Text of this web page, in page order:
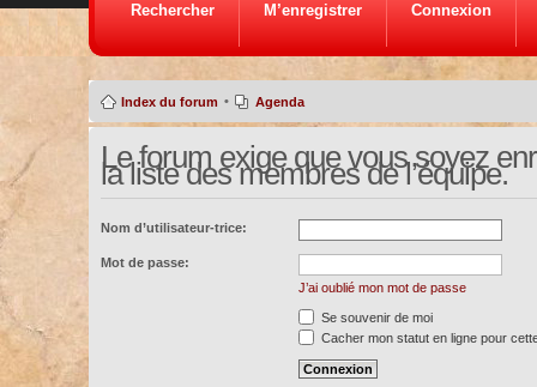
Rechercher M’enregistrer Connexion
Index du forum • Agenda
Le forum exige que vous soyez
la liste des membres de l’équipe.
Nom d’utilisateur-trice:
Mot de passe:
J’ai oublié mon mot de passe
Se souvenir de moi
Cacher mon statut en ligne pour